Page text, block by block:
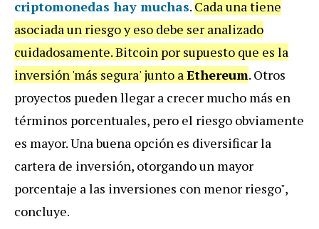
criptomonedas hay muchas. Cada una tiene
asociada un riesgo y eso debe ser analizado
cuidadosamente. Bitcoin por supuesto que es la
inversión 'más segura' junto aEthereum. Otros
proyectos pueden llegar a crecer mucho más en
términos porcentuales, pero el riesgo obviamente
es mayor. Una buena opción es diversificar la
cartera de inversión, otorgando un mayor
porcentaje a las inversiones con menor riesgo",
concluye.